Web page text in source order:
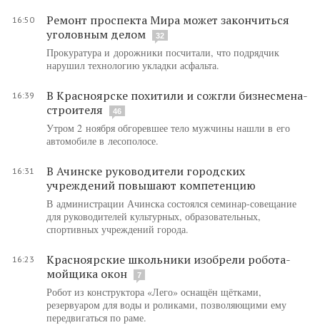
16:50
Ремонт проспекта Мира может закончиться
уголовным делом
32
Прокуратура и дорожники посчитали, что подрядчик
нарушил технологию укладки асфальта.
16:39
В Красноярске похитили и сожгли бизнесмена-
строителя
46
Утром 2 ноября обгоревшее тело мужчины нашли в его
автомобиле в лесополосе.
16:31
В Ачинске руководители городских
учреждений повышают компетенцию
В администрации Ачинска состоялся семинар-совещание
для руководителей культурных, образовательных,
спортивных учреждений города.
16:23
Красноярские школьники изобрели робота-
мойщика окон
7
Робот из конструктора «Лего» оснащён щётками,
резервуаром для воды и роликами, позволяющими ему
передвигаться по раме.